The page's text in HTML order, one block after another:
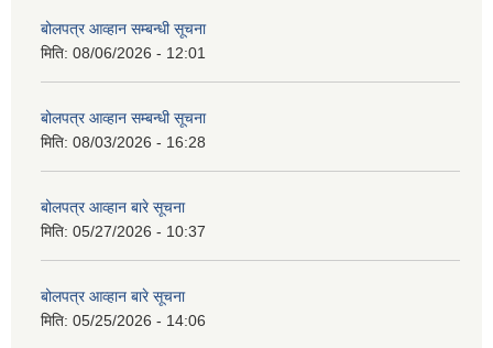
बोलपत्र आव्हान सम्बन्धी सूचना
मिति: 08/06/2026 - 12:01
बोलपत्र आव्हान सम्बन्धी सूचना
मिति: 08/03/2026 - 16:28
बोलपत्र आव्हान बारे सूचना
मिति: 05/27/2026 - 10:37
बोलपत्र आव्हान बारे सूचना
मिति: 05/25/2026 - 14:06